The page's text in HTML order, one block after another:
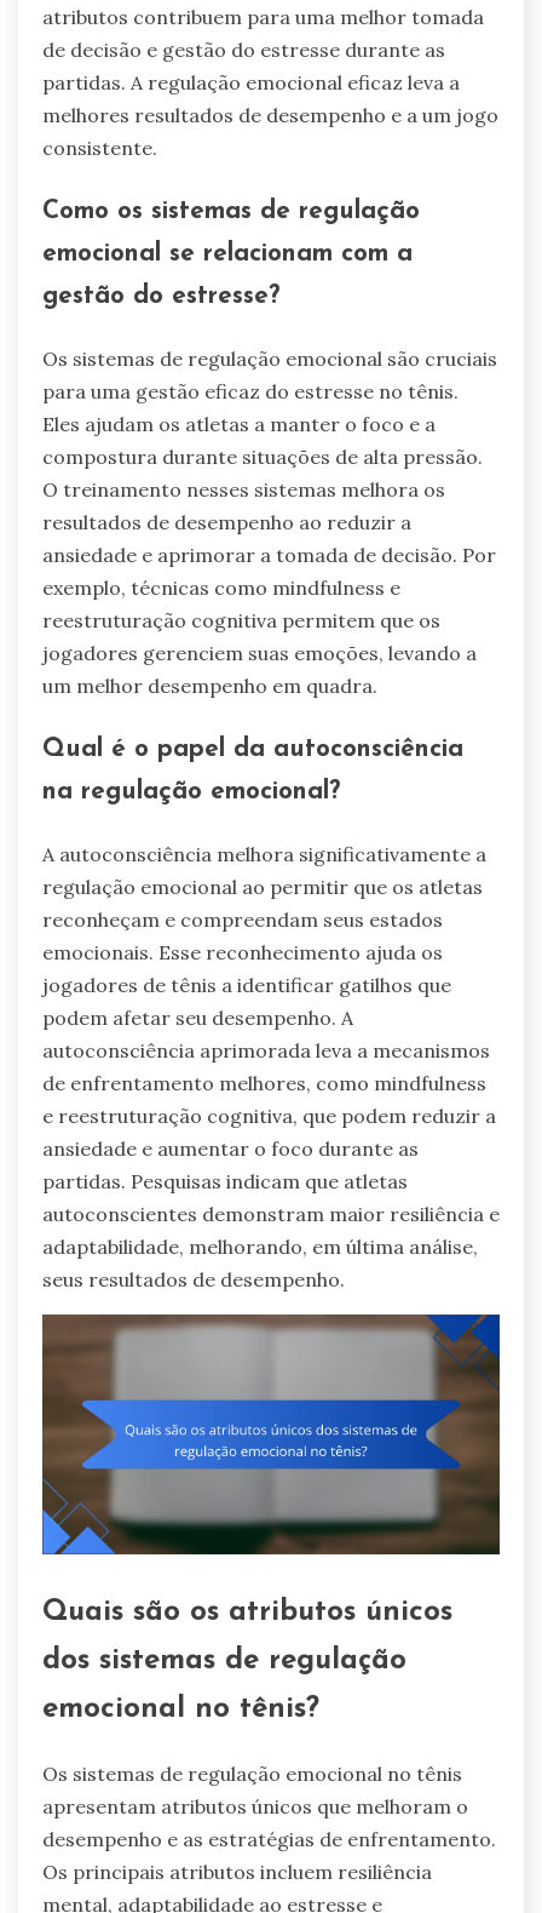
atributos contribuem para uma melhor tomada
de decisão e gestão do estresse durante as
partidas. A regulação emocional eficaz leva a
melhores resultados de desempenho e a um jogo
consistente.
Como os sistemas de regulação
emocional se relacionam com a
gestão do estresse?
Os sistemas de regulação emocional são cruciais
para uma gestão eficaz do estresse no tênis.
Eles ajudam os atletas a manter o foco e a
compostura durante situações de alta pressão.
O treinamento nesses sistemas melhora os
resultados de desempenho ao reduzir a
ansiedade e aprimorar a tomada de decisão. Por
exemplo, técnicas como mindfulness e
reestruturação cognitiva permitem que os
jogadores gerenciem suas emoções, levando a
um melhor desempenho em quadra.
Qual é o papel da autoconsciência
na regulação emocional?
A autoconsciência melhora significativamente a
regulação emocional ao permitir que os atletas
reconheçam e compreendam seus estados
emocionais. Esse reconhecimento ajuda os
jogadores de tênis a identificar gatilhos que
podem afetar seu desempenho. A
autoconsciência aprimorada leva a mecanismos
de enfrentamento melhores, como mindfulness
e reestruturação cognitiva, que podem reduzir a
ansiedade e aumentar o foco durante as
partidas. Pesquisas indicam que atletas
autoconscientes demonstram maior resiliência e
adaptabilidade, melhorando, em última análise,
seus resultados de desempenho.
Quais são os atributos únicos
dos sistemas de regulação
emocional no tênis?
Os sistemas de regulação emocional no tênis
apresentam atributos únicos que melhoram o
desempenho e as estratégias de enfrentamento.
Os principais atributos incluem resiliência
mental, adaptabilidade ao estresse e